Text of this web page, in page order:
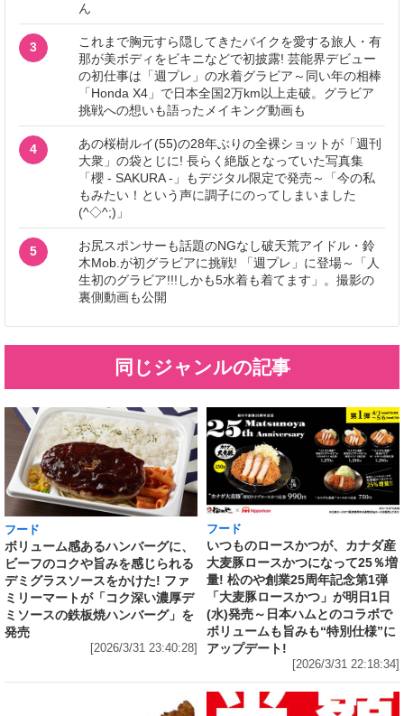
ん
3
これまで胸元すら隠してきたバイクを愛する旅人・有
那が美ボディをビキニなどで初披露! 芸能界デビュー
の初仕事は「週プレ」の水着グラビア～同い年の相棒
「Honda X4」で日本全国2万km以上走破。グラビア
挑戦への想いも語ったメイキング動画も
4
あの桜樹ルイ(55)の28年ぶりの全裸ショットが「週刊
大衆」の袋とじに! 長らく絶版となっていた写真集
「櫻 - SAKURA -」もデジタル限定で発売～「今の私
もみたい！という声に調子にのってしまいました
(^◇^;)」
5
お尻スポンサーも話題のNGなし破天荒アイドル・鈴
木Mob.が初グラビアに挑戦! 「週プレ」に登場～「人
生初のグラビア!!!しかも5水着も着てます」。撮影の
裏側動画も公開
同じジャンルの記事
フード
ボリューム感あるハンバーグに、
ビーフのコクや旨みを感じられる
デミグラスソースをかけた! ファ
ミリーマートが「コク深い濃厚デ
ミソースの鉄板焼ハンバーグ」を
発売
[2026/3/31 23:40:28]
フード
いつものロースかつが、カナダ産
大麦豚ロースかつになって25％増
量! 松のや創業25周年記念第1弾
「大麦豚ロースかつ」が明日1日
(水)発売～日本ハムとのコラボで
ボリュームも旨みも“特別仕様”に
アップデート!
[2026/3/31 22:18:34]